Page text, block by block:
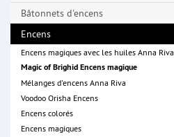
Bâtonnets d'encens
Encens
Encens magiques avec les huiles Anna Riva
Magic of Brighid Encens magique
Mélanges d'encens Anna Riva
Voodoo Orisha Encens
Encens colorés
Encens magiques